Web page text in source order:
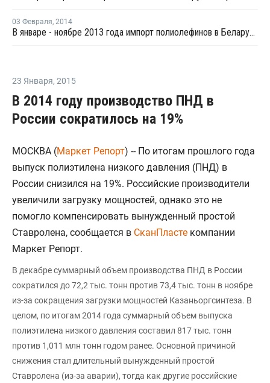
03 Февраля, 2014
В январе - ноябре 2013 года импорт полиолефинов в Беларусь сократился на 5%
23 Января, 2015
В 2014 году производство ПНД в
России сократилось на 19%
МОСКВА (Маркет Репорт) -- По итогам прошлого года
выпуск полиэтилена низкого давления (ПНД) в
России снизился на 19%. Российские производители
увеличили загрузку мощностей, однако это не
помогло компенсировать вынужденный простой
Ставролена, сообщается в СканПласте компании
Маркет Репорт.
В декабре суммарный объем производства ПНД в России
сократился до 72,2 тыс. тонн против 73,4 тыс. тонн в ноябре
из-за сокращения загрузки мощностей Казаньоргсинтеза. В
целом, по итогам 2014 года суммарный объем выпуска
полиэтилена низкого давления составил 817 тыс. тонн
против 1,011 млн тонн годом ранее. Основной причиной
снижения стал длительный вынужденный простой
Ставролена (из-за аварии), тогда как другие российские